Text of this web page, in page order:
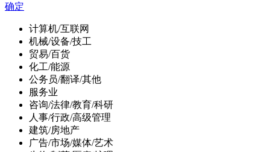
确定
计算机/互联网
机械/设备/技工
贸易/百货
化工/能源
公务员/翻译/其他
服务业
咨询/法律/教育/科研
人事/行政/高级管理
建筑/房地产
广告/市场/媒体/艺术